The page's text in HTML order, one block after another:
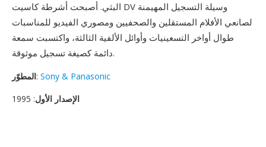
البثي. أصبحت أشرطة كاسيت DV وسيلة التسجيل المهيمنة
لصانعي الأفلام المستقلين والصحفيين ومصوري الفيديو للمناسبات
طوال أواخر التسعينيات وأوائل الألفية الثالثة، واكتسبت سمعة
دائمة كصيغة تسجيل موثوقة.
المطوّر: Sony & Panasonic
الإصدار الأول: 1995